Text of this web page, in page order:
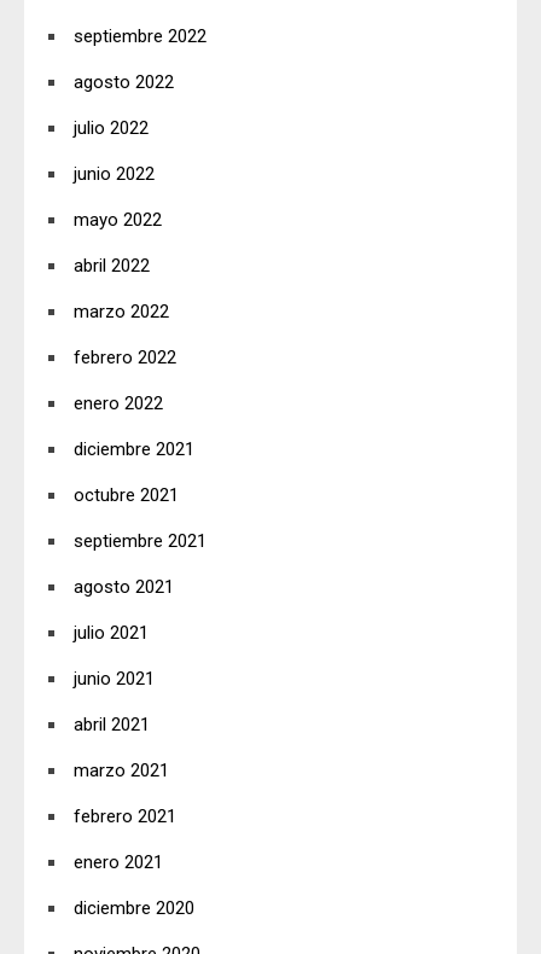
septiembre 2022
agosto 2022
julio 2022
junio 2022
mayo 2022
abril 2022
marzo 2022
febrero 2022
enero 2022
diciembre 2021
octubre 2021
septiembre 2021
agosto 2021
julio 2021
junio 2021
abril 2021
marzo 2021
febrero 2021
enero 2021
diciembre 2020